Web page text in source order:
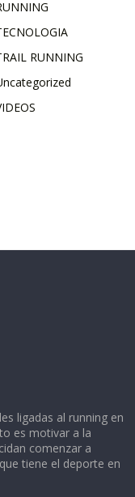
RUNNING
ligadas al running en
es motivar a la
comenzar a
tiene el deporte en